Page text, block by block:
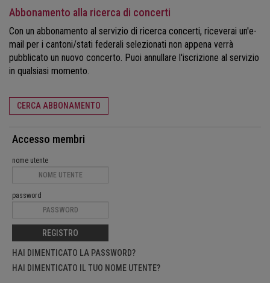
Abbonamento alla ricerca di concerti
Con un abbonamento al servizio di ricerca concerti, riceverai un'e-
mail per i cantoni/stati federali selezionati non appena verrà
pubblicato un nuovo concerto. Puoi annullare l'iscrizione al servizio
in qualsiasi momento.
CERCA ABBONAMENTO
Accesso membri
nome utente
password
REGISTRO
HAI DIMENTICATO LA PASSWORD?
HAI DIMENTICATO IL TUO NOME UTENTE?